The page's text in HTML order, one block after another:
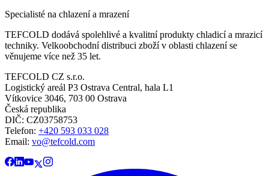
Specialisté na chlazení a mrazení
TEFCOLD dodává spolehlivé a kvalitní produkty chladicí a mrazicí
techniky. Velkoobchodní distribuci zboží v oblasti chlazení se
věnujeme více než 35 let.
TEFCOLD CZ s.r.o.
Logistický areál P3 Ostrava Central, hala L1
Vítkovice 3046, 703 00 Ostrava
Česká republika
DIČ: CZ03758753​​​​​​
Telefon: +420 593 033 028
Email: vo@tefcold.com